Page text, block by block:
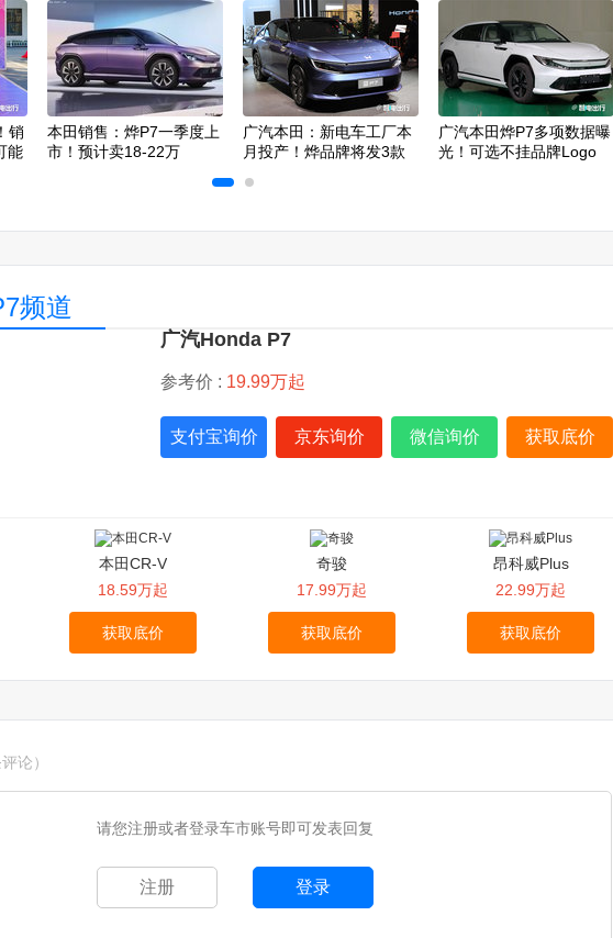
销
能
本田销售：烨P7一季度上
市！预计卖18-22万
广汽本田：新电车工厂本
月投产！烨品牌将发3款
广汽本田烨P7多项数据曝
光！可选不挂品牌Logo
频道
广汽Honda P7
参考价 : 19.99万起
支付宝询价 京东询价 微信询价 获取底价
本田CR-V
18.59万起
获取底价
奇骏
17.99万起
获取底价
昂科威Plus
22.99万起
获取底价
论）
请您注册或者登录车市账号即可发表回复
注册 登录